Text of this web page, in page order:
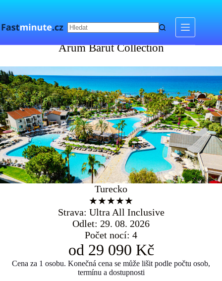
Arum Barut Collection
Arum Barut Collection
Turecko
★★★★★
Strava: Ultra All Inclusive
Odlet: 29. 08. 2026
Počet nocí: 4
od 29 090 Kč
Cena za 1 osobu. Konečná cena se může lišit podle počtu osob,
termínu a dostupnosti